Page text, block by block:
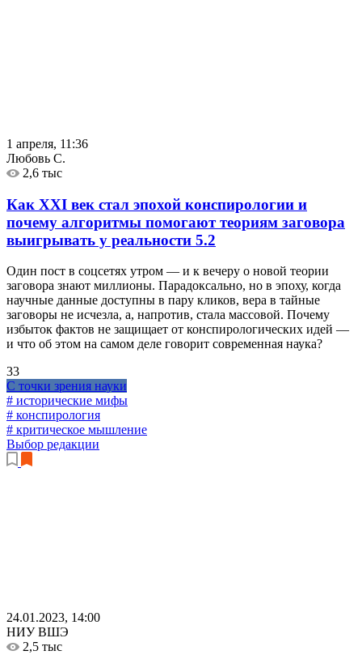
1 апреля, 11:36
Любовь С.
2,6 тыс
Как XXI век стал эпохой конспирологии и
почему алгоритмы помогают теориям заговора
выигрывать у реальности 5.2
Один пост в соцсетях утром — и к вечеру о новой теории
заговора знают миллионы. Парадоксально, но в эпоху, когда
научные данные доступны в пару кликов, вера в тайные
заговоры не исчезла, а, напротив, стала массовой. Почему
избыток фактов не защищает от конспирологических идей —
и что об этом на самом деле говорит современная наука?
33
С точки зрения науки
# исторические мифы
# конспирология
# критическое мышление
Выбор редакции
24.01.2023, 14:00
НИУ ВШЭ
2,5 тыс